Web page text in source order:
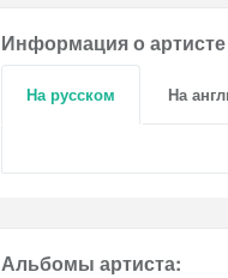
Информация о артисте
На русском На
Альбомы артиста: